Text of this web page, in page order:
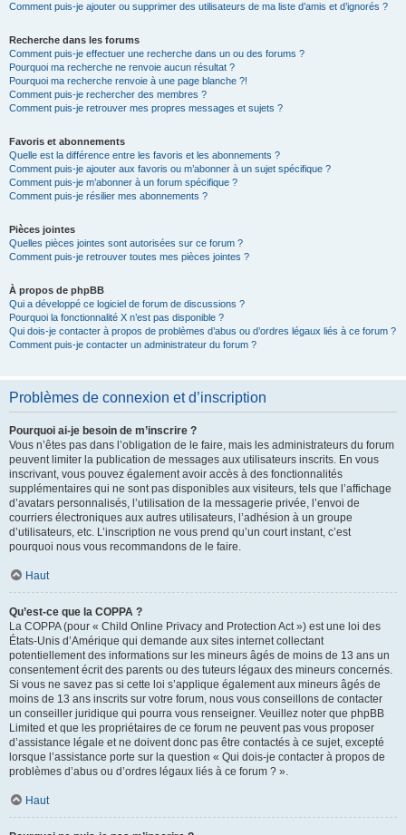
Comment puis-je ajouter ou supprimer des utilisateurs de ma liste d’amis et d’ignorés ?
Recherche dans les forums
Comment puis-je effectuer une recherche dans un ou des forums ?
Pourquoi ma recherche ne renvoie aucun résultat ?
Pourquoi ma recherche renvoie à une page blanche ?!
Comment puis-je rechercher des membres ?
Comment puis-je retrouver mes propres messages et sujets ?
Favoris et abonnements
Quelle est la différence entre les favoris et les abonnements ?
Comment puis-je ajouter aux favoris ou m’abonner à un sujet spécifique ?
Comment puis-je m’abonner à un forum spécifique ?
Comment puis-je résilier mes abonnements ?
Pièces jointes
Quelles pièces jointes sont autorisées sur ce forum ?
Comment puis-je retrouver toutes mes pièces jointes ?
À propos de phpBB
Qui a développé ce logiciel de forum de discussions ?
Pourquoi la fonctionnalité X n’est pas disponible ?
Qui dois-je contacter à propos de problèmes d’abus ou d’ordres légaux liés à ce forum ?
Comment puis-je contacter un administrateur du forum ?
Problèmes de connexion et d’inscription
Pourquoi ai-je besoin de m’inscrire ?
Vous n’êtes pas dans l’obligation de le faire, mais les administrateurs du forum
peuvent limiter la publication de messages aux utilisateurs inscrits. En vous
inscrivant, vous pouvez également avoir accès à des fonctionnalités
supplémentaires qui ne sont pas disponibles aux visiteurs, tels que l’affichage
d’avatars personnalisés, l’utilisation de la messagerie privée, l’envoi de
courriers électroniques aux autres utilisateurs, l’adhésion à un groupe
d’utilisateurs, etc. L’inscription ne vous prend qu’un court instant, c’est
pourquoi nous vous recommandons de le faire.
Haut
Qu’est-ce que la COPPA ?
La COPPA (pour « Child Online Privacy and Protection Act ») est une loi des
États-Unis d’Amérique qui demande aux sites internet collectant
potentiellement des informations sur les mineurs âgés de moins de 13 ans un
consentement écrit des parents ou des tuteurs légaux des mineurs concernés.
Si vous ne savez pas si cette loi s’applique également aux mineurs âgés de
moins de 13 ans inscrits sur votre forum, nous vous conseillons de contacter
un conseiller juridique qui pourra vous renseigner. Veuillez noter que phpBB
Limited et que les propriétaires de ce forum ne peuvent pas vous proposer
d’assistance légale et ne doivent donc pas être contactés à ce sujet, excepté
lorsque l’assistance porte sur la question « Qui dois-je contacter à propos de
problèmes d’abus ou d’ordres légaux liés à ce forum ? ».
Haut